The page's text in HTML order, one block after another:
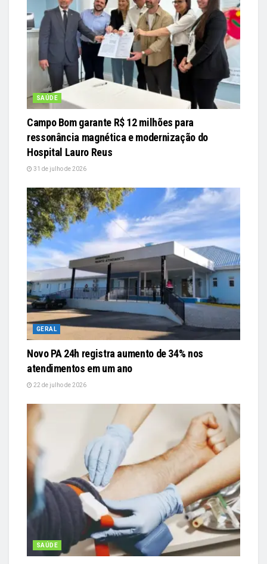
SAÚDE
Campo Bom garante R$ 12 milhões para
ressonância magnética e modernização do
Hospital Lauro Reus
31 de julho de 2026
GERAL
Novo PA 24h registra aumento de 34% nos
atendimentos em um ano
22 de julho de 2026
SAÚDE